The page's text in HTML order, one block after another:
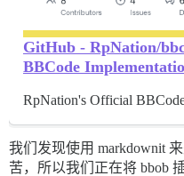
GitHub - RpNation/
BBCode
RpNation's Official
我们发现使用 markdownit
苦，所以我们正在将 bbob